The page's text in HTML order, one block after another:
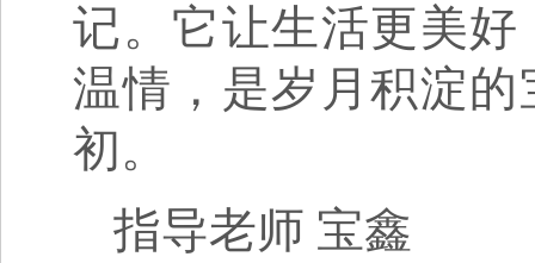
记。它让生活更美
温情，是岁月积淀
初。
指导老师 宝鑫